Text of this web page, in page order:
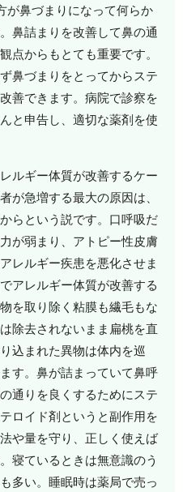
が鼻づまりになって何らか
鼻詰まりを改善して鼻の通
点からもとても重要です。
鼻づまりをとってからステ
善できます。病院で診察を
と申告し、適切な薬剤を使
ルギー体質が改善するケー
が急増する最大の原因は、
らという説です。口呼吸だ
が弱まり、アトピー性皮膚
レルギー疾患を悪化させま
アレルギー体質が改善する
を取り除く粘膜も繊毛もな
除去されないまま扁桃を直
込まれた異物は体内を巡
す。鼻が詰まっていて鼻呼
通りを良くするためにステ
ロイド剤というと副作用を
や量を守り、正しく使えば
寝ているときは無意識のう
多い。睡眠時は薬局で売っ